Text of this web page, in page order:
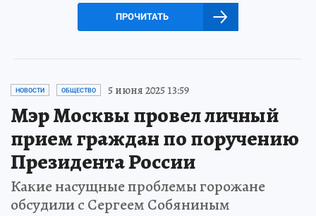
ПРОЧИТАТЬ
НОВОСТИ ОБЩЕСТВО 5 июня 2025 13:59
Мэр Москвы провел личный
прием граждан по поручению
Президента России
Какие насущные проблемы горожане
обсудили с Сергеем Собяниным